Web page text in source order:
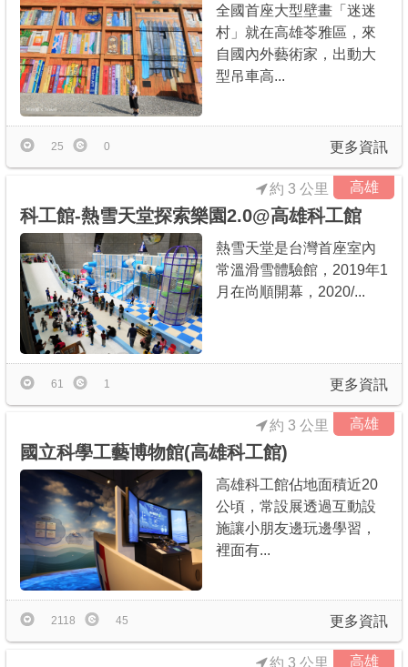
全國首座大型壁畫「迷迷
村」就在高雄苓雅區，來
自國內外藝術家，出動大
型吊車高...
更多資訊
25 0
高雄
科工館-熱雪天堂探索樂園2.0@高雄科工館
約 3 公里
熱雪天堂是台灣首座室內
常溫滑雪體驗館，2019年1
月在尚順開幕，2020/...
更多資訊
61 1
高雄
國立科學工藝博物館(高雄科工館)
約 3 公里
高雄科工館佔地面積近20
公頃，常設展透過互動設
施讓小朋友邊玩邊學習，
裡面有...
更多資訊
2118 45
高雄
約 3 公里